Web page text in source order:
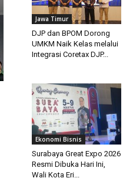
Jawa Timur
DJP dan BPOM Dorong
UMKM Naik Kelas melalui
Integrasi Coretax DJP...
Ekonomi Bisnis
Surabaya Great Expo 2026
Resmi Dibuka Hari Ini,
Wali Kota Eri...